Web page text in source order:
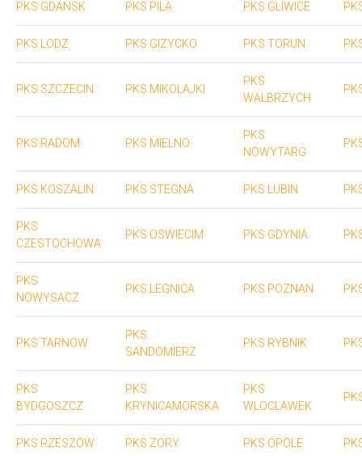
PKS GDANSK PKS PILA PKS GLIWICE
PKS LODZ PKS GIZYCKO PKS TORUN
PKS SZCZECIN PKS MIKOLAJKI
PKS
WALBRZYCH
PKS RADOM PKS MIELNO
PKS
NOWYTARG
PKS KOSZALIN PKS STEGNA PKS LUBIN
PKS
CZESTOCHOWA
PKS OSWIECIM PKS GDYNIA
PKS
NOWYSACZ
PKS LEGNICA PKS POZNAN
PKS TARNOW
PKS
SANDOMIERZ
PKS RYBNIK
PKS
BYDGOSZCZ
PKS
KRYNICAMORSKA
PKS
WLOCLAWEK
PKS RZESZOW PKS ZORY PKS OPOLE